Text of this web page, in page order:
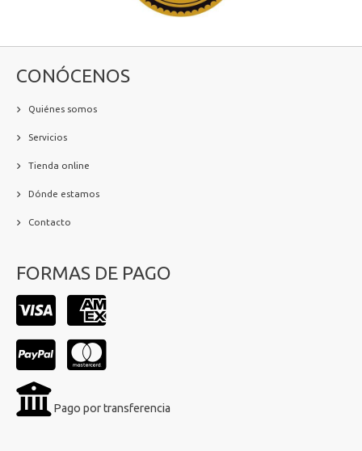
CONÓCENOS
Quiénes somos
Servicios
Tienda online
Dónde estamos
Contacto
FORMAS DE PAGO
Pago por transferencia